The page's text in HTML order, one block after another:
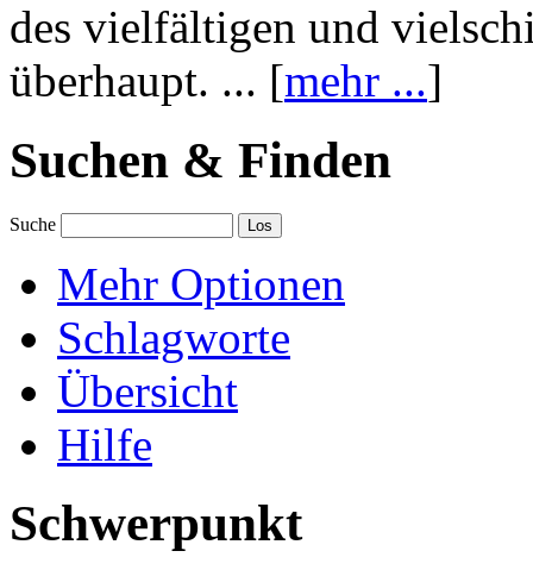
des vielfältigen und
überhaupt. ... [mehr ...]
Suchen & Finden
Suche
Mehr Optionen
Schlagworte
Übersicht
Hilfe
Schwerpunkt